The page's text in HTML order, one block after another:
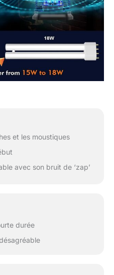
et les moustiques
avec son bruit de ‘zap’
durée